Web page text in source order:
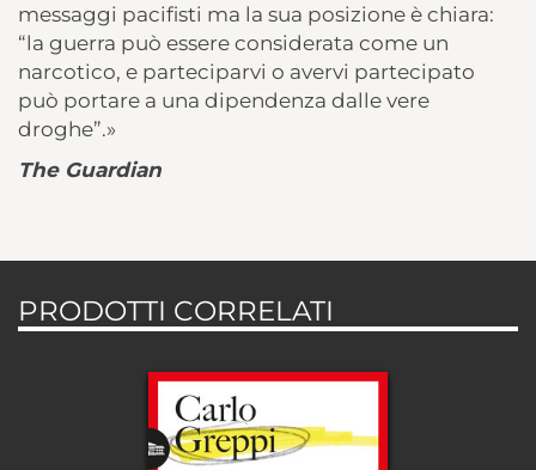
messaggi pacifisti ma la sua posizione è chiara:
“la guerra può essere considerata come un
narcotico, e parteciparvi o avervi partecipato
può portare a una dipendenza dalle vere
droghe”.»
The Guardian
PRODOTTI CORRELATI